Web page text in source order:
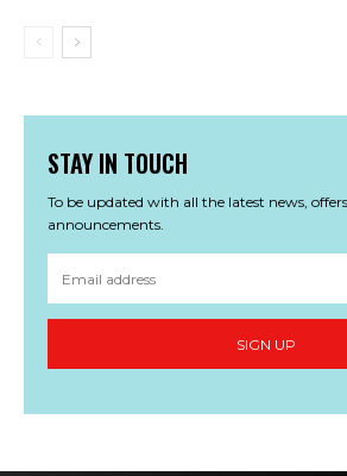
STAY IN TOUCH
To be updated with all the latest news,
announcements.
SIGN UP